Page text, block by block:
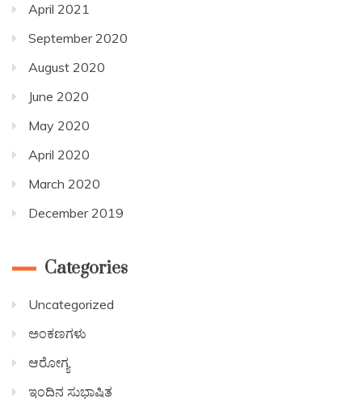
April 2021
September 2020
August 2020
June 2020
May 2020
April 2020
March 2020
December 2019
Categories
Uncategorized
ಅಂಕಣಗಳು
ಆರೋಗ್ಯ
ಇಂದಿನ ಸುಭಾಷಿತ